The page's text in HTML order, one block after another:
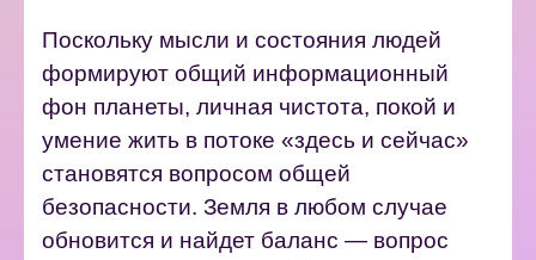
Поскольку мысли и состояния людей
формируют общий информационный
фон планеты, личная чистота, покой и
умение жить в потоке «здесь и сейчас»
становятся вопросом общей
безопасности. Земля в любом случае
обновится и найдет баланс — вопрос